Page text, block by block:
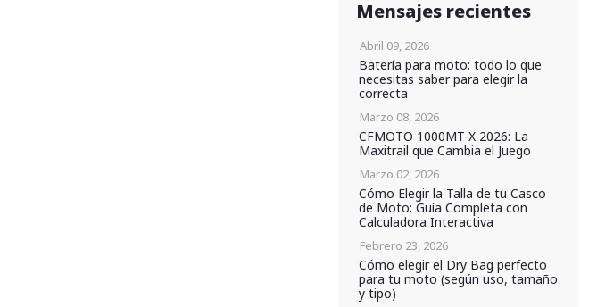
Mensajes recientes
Abril 09, 2026
Batería para moto: todo lo que
necesitas saber para elegir la
correcta
Marzo 08, 2026
CFMOTO 1000MT-X 2026: La
Maxitrail que Cambia el Juego
Marzo 02, 2026
Cómo Elegir la Talla de tu Casco
de Moto: Guía Completa con
Calculadora Interactiva
Febrero 23, 2026
Cómo elegir el Dry Bag perfecto
para tu moto (según uso, tamaño
y tipo)